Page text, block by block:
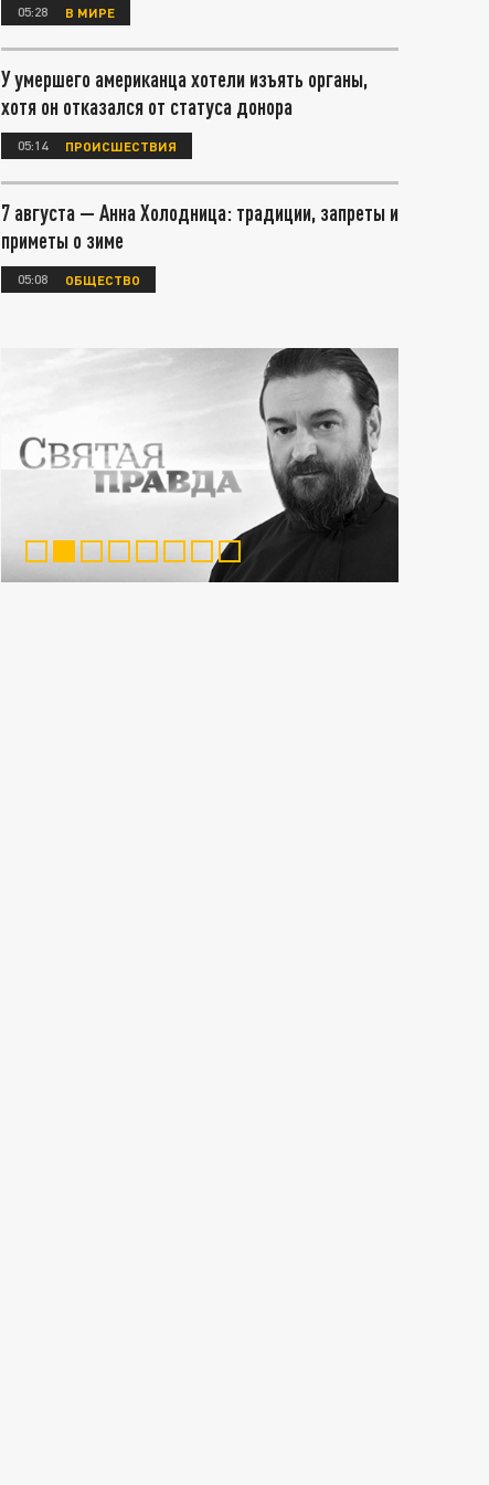
05:28 В МИРЕ
У умершего американца хотели изъять органы,
хотя он отказался от статуса донора
05:14 ПРОИСШЕСТВИЯ
7 августа — Анна Холодница: традиции, запреты и
приметы о зиме
05:08 ОБЩЕСТВО